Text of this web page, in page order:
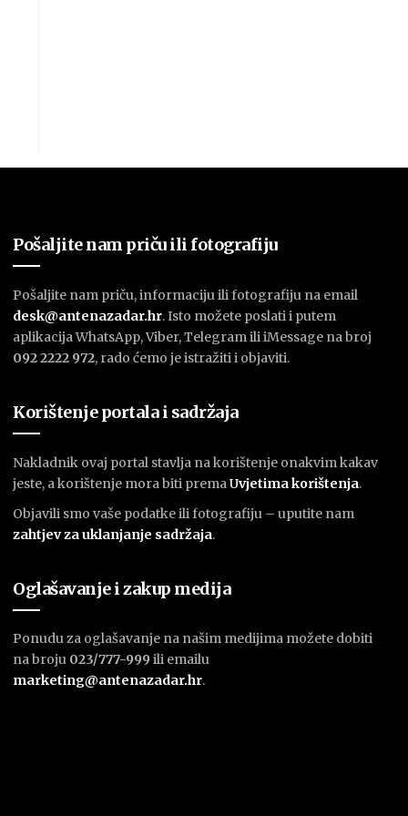
Pošaljite nam priču ili fotografiju
Pošaljite nam priču, informaciju ili fotografiju na email
desk@antenazadar.hr. Isto možete poslati i putem
aplikacija WhatsApp, Viber, Telegram ili iMessage na broj
092 2222 972, rado ćemo je istražiti i objaviti.
Korištenje portala i sadržaja
Nakladnik ovaj portal stavlja na korištenje onakvim kakav
jeste, a korištenje mora biti premaUvjetima korištenja.
Objavili smo vaše podatke ili fotografiju – uputite nam
zahtjev za uklanjanje sadržaja.
Oglašavanje i zakup medija
Ponudu za oglašavanje na našim medijima možete dobiti
na broju 023/777-999 ili emailu
marketing@antenazadar.hr.